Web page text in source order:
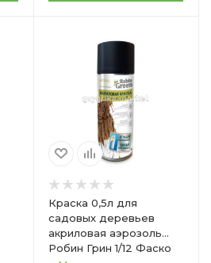
Краска 0,5л для
садовых деревьев
акриловая аэрозоль
Робин Грин 1/12 Фаско